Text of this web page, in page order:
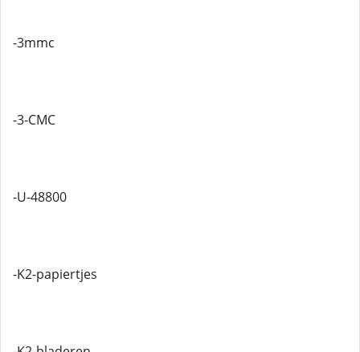
-3mmc
-3-CMC
-U-48800
-K2-papiertjes